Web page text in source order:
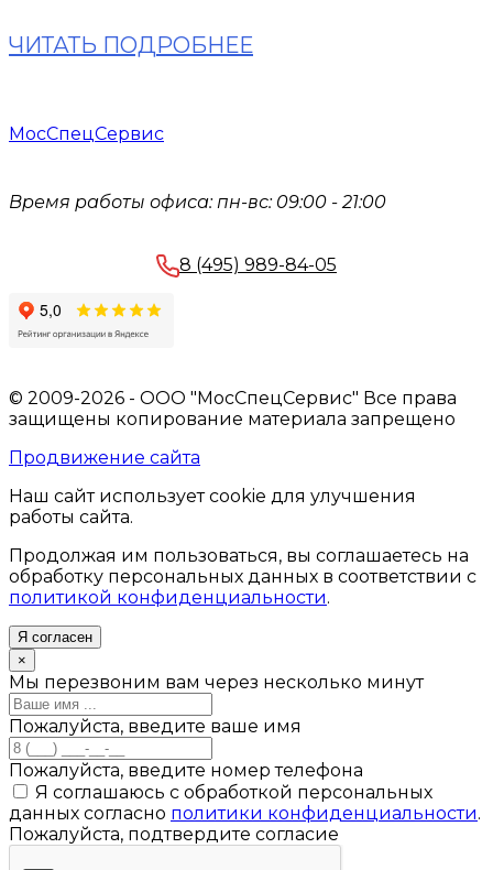
ЧИТАТЬ ПОДРОБНЕЕ
МосСпецСервис
Время работы офиса:пн-вс: 09:00 - 21:00
8 (495) 989-84-05
© 2009-2026 - ООО "МосСпецСервис" Все права
защищены копирование материала запрещено
Продвижение сайта
Наш сайт использует cookie для улучшения
работы сайта.
Продолжая им пользоваться, вы соглашаетесь на
обработку персональных данных в соответствии с
политикой конфиденциальности.
Я согласен
×
Мы перезвоним вам через несколько минут
Пожалуйста, введите ваше имя
Пожалуйста, введите номер телефона
Я соглашаюсь с обработкой персональных
данных согласно политики конфиденциальности.
Пожалуйста, подтвердите согласие